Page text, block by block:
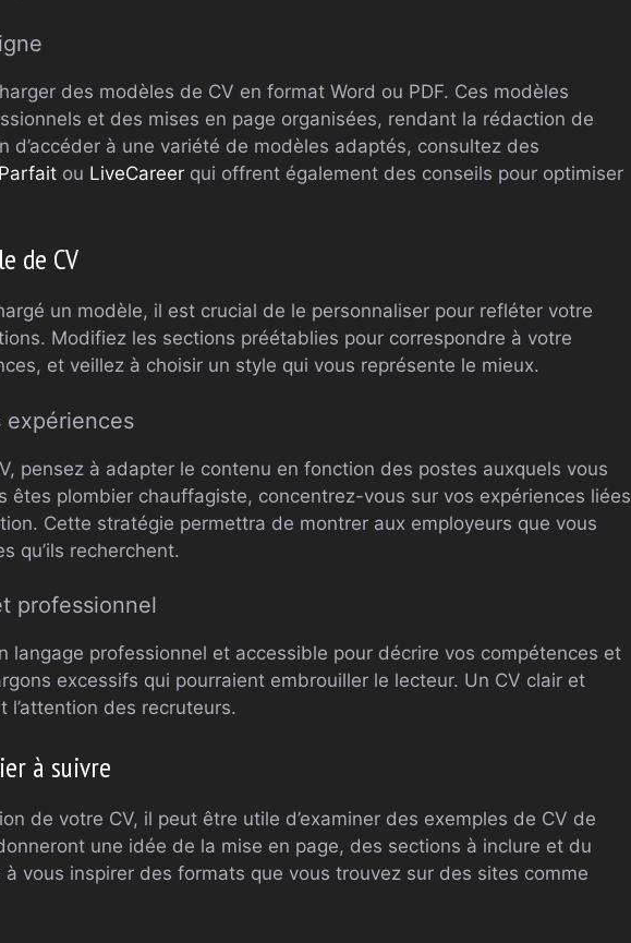
des modèles de CV en format Word ou PDF. Ces modèles
et des mises en page organisées, rendant la rédaction de
d’accéder à une variété de modèles adaptés, consultez des
ou LiveCareer qui offrent également des conseils pour optimiser
de CV
un modèle, il est crucial de le personnaliser pour refléter votre
Modifiez les sections préétablies pour correspondre à votre
et veillez à choisir un style qui vous représente le mieux.
expériences
pensez à adapter le contenu en fonction des postes auxquels vous
êtes plombier chauffagiste, concentrez-vous sur vos expériences liées
Cette stratégie permettra de montrer aux employeurs que vous
qu’ils recherchent.
professionnel
langage professionnel et accessible pour décrire vos compétences et
excessifs qui pourraient embrouiller le lecteur. Un CV clair et
l’attention des recruteurs.
à suivre
de votre CV, il peut être utile d’examiner des exemples de CV de
une idée de la mise en page, des sections à inclure et du
à vous inspirer des formats que vous trouvez sur des sites comme